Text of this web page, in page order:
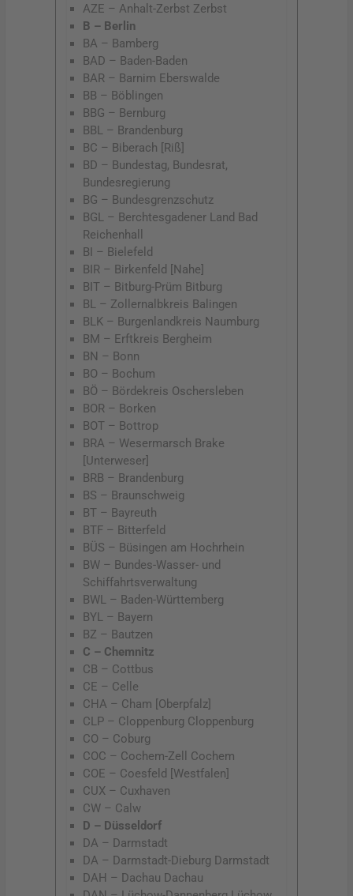
AZE – Anhalt-Zerbst Zerbst
B – Berlin
BA – Bamberg
BAD – Baden-Baden
BAR – Barnim Eberswalde
BB – Böblingen
BBG – Bernburg
BBL – Brandenburg
BC – Biberach [Riß]
BD – Bundestag, Bundesrat,
Bundesregierung
BG – Bundesgrenzschutz
BGL – Berchtesgadener Land Bad
Reichenhall
BI – Bielefeld
BIR – Birkenfeld [Nahe]
BIT – Bitburg-Prüm Bitburg
BL – Zollernalbkreis Balingen
BLK – Burgenlandkreis Naumburg
BM – Erftkreis Bergheim
BN – Bonn
BO – Bochum
BÖ – Bördekreis Oschersleben
BOR – Borken
BOT – Bottrop
BRA – Wesermarsch Brake
[Unterweser]
BRB – Brandenburg
BS – Braunschweig
BT – Bayreuth
BTF – Bitterfeld
BÜS – Büsingen am Hochrhein
BW – Bundes-Wasser- und
Schiffahrtsverwaltung
BWL – Baden-Württemberg
BYL – Bayern
BZ – Bautzen
C – Chemnitz
CB – Cottbus
CE – Celle
CHA – Cham [Oberpfalz]
CLP – Cloppenburg Cloppenburg
CO – Coburg
COC – Cochem-Zell Cochem
COE – Coesfeld [Westfalen]
CUX – Cuxhaven
CW – Calw
D – Düsseldorf
DA – Darmstadt
DA – Darmstadt-Dieburg Darmstadt
DAH – Dachau Dachau